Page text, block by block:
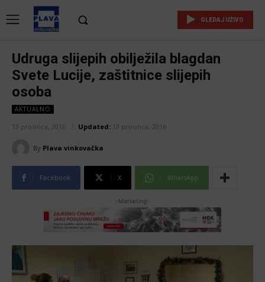
GLEDAJ UŽIVO
Udruga slijepih obilježila blagdan
Svete Lucije, zaštitnice slijepih
osoba
AKTUALNO
13 prosinca, 2016 Updated: 13 prosinca, 2016
By Plava vinkovačka
Facebook X WhatsApp
-Marketing-